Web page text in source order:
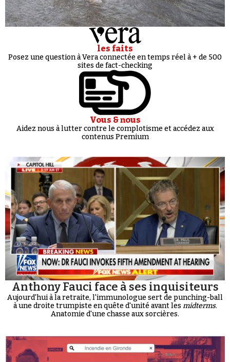
les faits
Posez une question à Vera connectée en temps réel à + de 500
sites de fact-checking
Vous & nous
Aidez nous à lutter contre le complotisme et accédez aux
contenus Premium
Anthony Fauci face à ses inquisiteurs
Aujourd'hui à la retraite, l'immunologue sert de punching-ball
à une droite trumpiste en quête d'unité avant les midterms.
Anatomie d'une chasse aux sorcières.